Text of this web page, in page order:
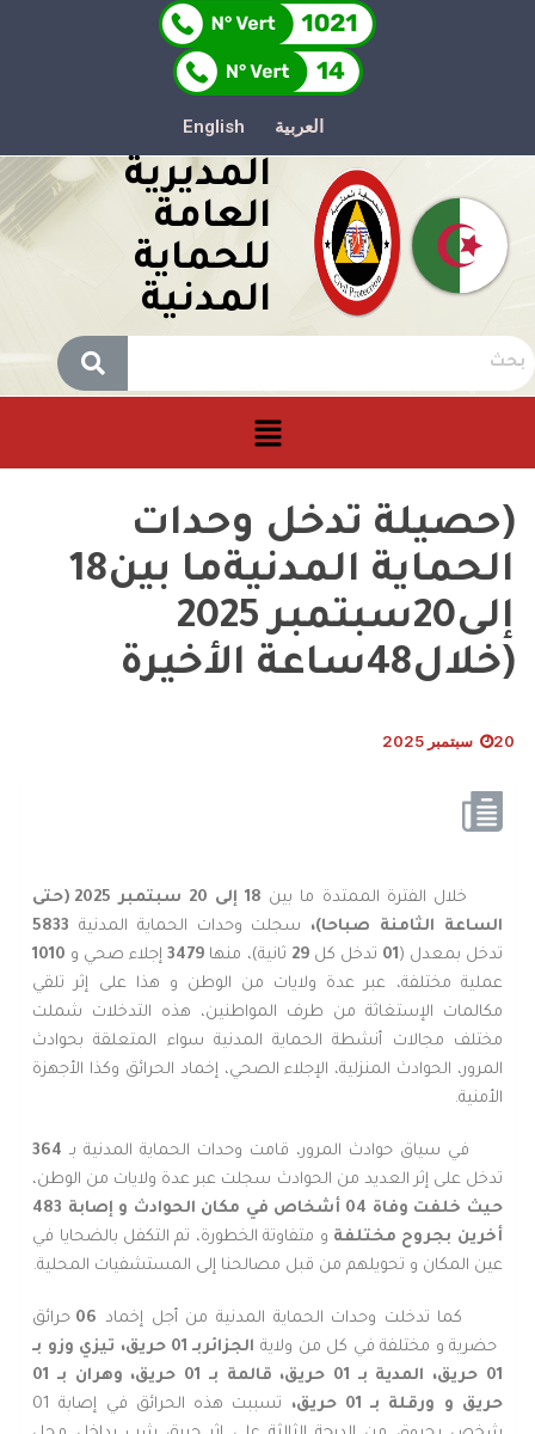
العربية English
المديرية
العامة
للحماية
المدنية
(حصيلة تدخل وحدات
الحماية المدنيةما بين18
إلى20سبتمبر 2025
(خلال48ساعة الأخيرة
20 سبتمبر 2025
خلال الفترة الممتدة ما بين
18 إلى 20 سبتمبر 2025 (حتى
الساعة الثامنة
صباحا)، سجلت وحدات الحماية المدنية 5833
تدخل بمعدل (01 تدخل كل29 ثانية)، منها 3479إجلاء صحي و 1010
عملية مختلفة، عبر عدة ولايات من الوطن و هذا على إثر تلقي
مكالمات الإستغاثة من طرف المواطنين، هذه التدخلات شملت
مختلف مجالات أنشطة الحماية المدنية سواء المتعلقة بحوادث
المرور، الحوادث المنزلية، الإجلاء الصحي، إخماد الحرائق وكذا الأجهزة
الأمنية.
في سياق حوادث المرور، قامت وحدات الحماية المدنية بـ 364
تدخل على إثر العديد من الحوادث سجلت عبر عدة ولايات من الوطن،
حيث خلفت وفاة 04 أشخاص في مكان الحوادث و
إصابة 483
أخرين بجروح مختلفة و متفاوتة الخطورة، تم التكفل بالضحايا في
عين المكان و تحويلهم من قبل مصالحنا إلى المستشفيات المحلية.
كما تدخلت وحدات الحماية المدنية من أجل إخماد 06 حرائق
حضرية و مختلفة في كل من ولاية
الجزائربـ 01 حريق، تيزي وزو بـ
01 حريق، المدية بـ 01 حريق، قالمة بـ 01 حريق، وهران بـ 01
حريق و ورقلة بـ 01 حريق،
تسببت هذه الحرائق في إصابة 01